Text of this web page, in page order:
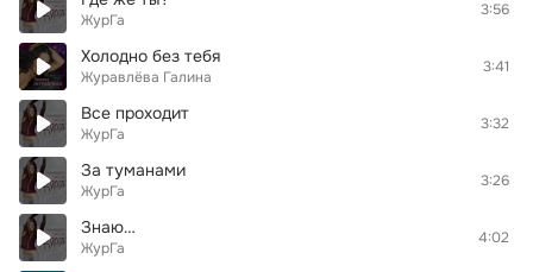
ЖурГа
3:56
Холодно без тебя
Журавлёва Галина
3:41
Все проходит
ЖурГа
3:32
За туманами
ЖурГа
3:26
Знаю…
ЖурГа
4:02